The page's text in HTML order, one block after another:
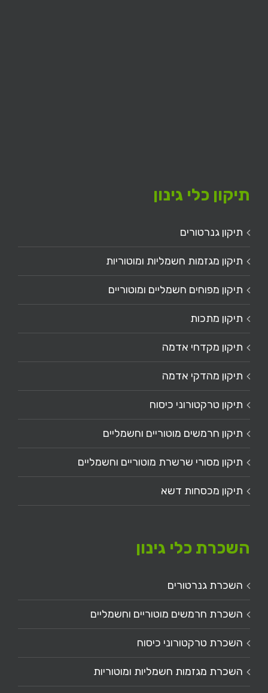
תיקון כלי גינון
תיקון גנרטורים
תיקון מגזמות חשמליות ומוטוריות
תיקון מפוחים חשמליים ומוטוריים
תיקון מתכות
תיקון מקדחי אדמה
תיקון מהדקי אדמה
תיקון טרקטורוני כיסוח
תיקון חרמשים מוטוריים וחשמליים
תיקון מסורי שרשרת מוטוריים וחשמליים
תיקון מכסחות דשא
השכרת כלי גינון
השכרת גנרטורים
השכרת חרמשים מוטוריים וחשמליים
השכרת טרקטורוני כיסוח
השכרת מגזמות חשמליות ומוטוריות